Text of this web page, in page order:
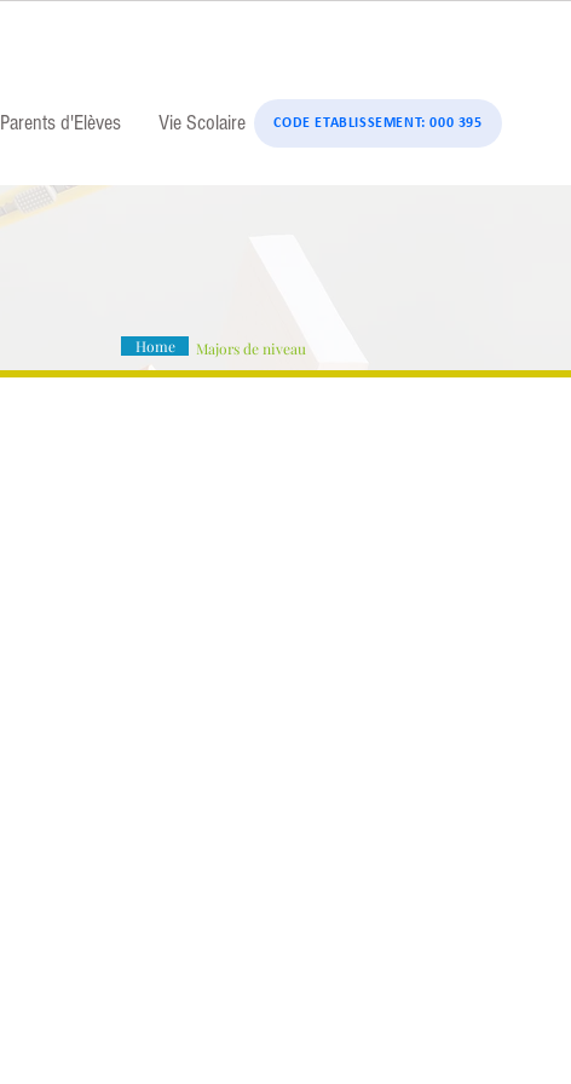
Home Majors de niveau
Parents d'Elèves Vie Scolaire CODE ETABLISSEMENT: 000 395